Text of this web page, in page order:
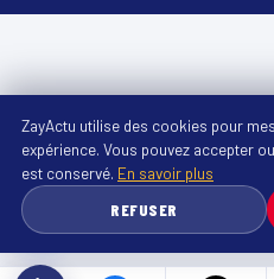
ZayActu utilise des cookies pour
expérience. Vous pouvez accepter
est conservé. En savoir plus
REFUSER